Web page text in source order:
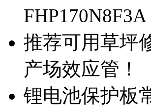
FHP170N8F3A
推荐可用草坪
产场效应管！
锂电池保护板